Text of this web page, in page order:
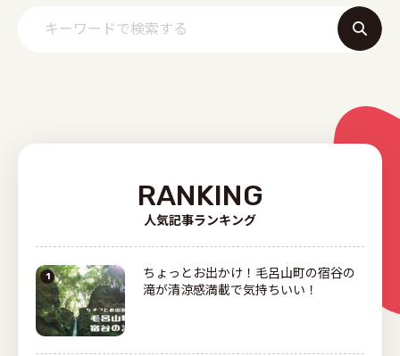
RANKING
人気記事ランキング
ちょっとお出かけ！毛呂山町の宿谷の
滝が清涼感満載で気持ちいい！